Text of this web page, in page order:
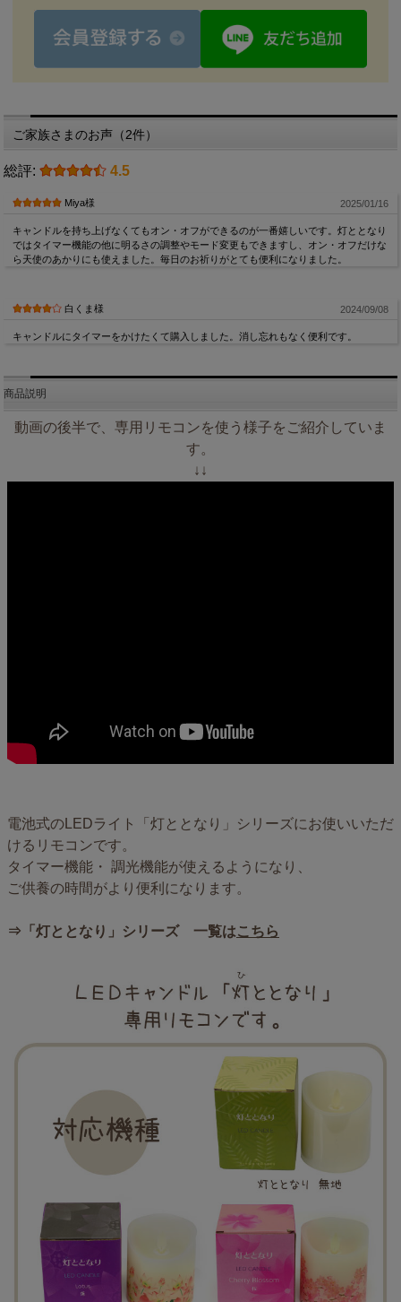
ご家族さまのお声（2件）
総評: 4.5
Miya様 2025/01/16
キャンドルを持ち上げなくてもオン・オフができるのが一番嬉しいです。灯ととなり
ではタイマー機能の他に明るさの調整やモード変更もできますし、オン・オフだけな
ら天使のあかりにも使えました。毎日のお祈りがとても便利になりました。
白くま様 2024/09/08
キャンドルにタイマーをかけたくて購入しました。消し忘れもなく便利です。
商品説明
動画の後半で、専用リモコンを使う様子をご紹介していま
す。
↓↓
電池式のLEDライト「灯ととなり」シリーズにお使いいただ
けるリモコンです。
タイマー機能・ 調光機能が使えるようになり、
ご供養の時間がより便利になります。
⇒「灯ととなり」シリーズ 一覧はこちら